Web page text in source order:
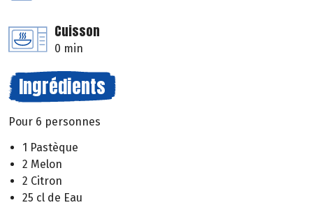
Cuisson
0 min
Ingrédients
Pour 6 personnes
1 Pastèque
2 Melon
2 Citron
25 cl de Eau